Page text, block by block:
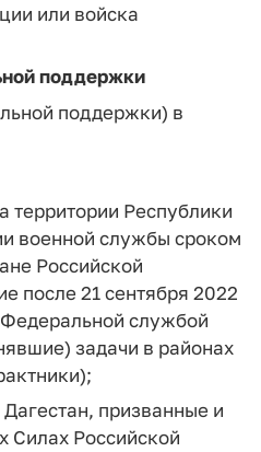
или войска
поддержки
поддержки) в
Республики
военной службы сроком
Российской
после 21 сентября 2022
службой
задачи в районах
призванные и
Силах Российской